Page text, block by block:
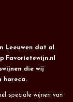
Leeuwen dat al
Favorietewijn.nl
die wij
horeca.
speciale wijnen van